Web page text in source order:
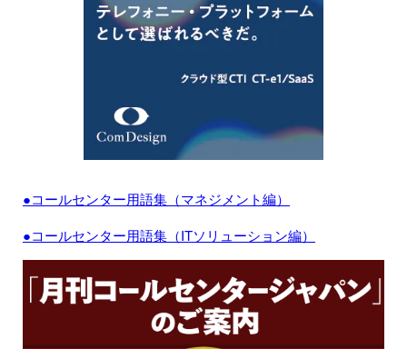
●コールセンター用語集（マネジメント編）
●コールセンター用語集（ITソリューション編）